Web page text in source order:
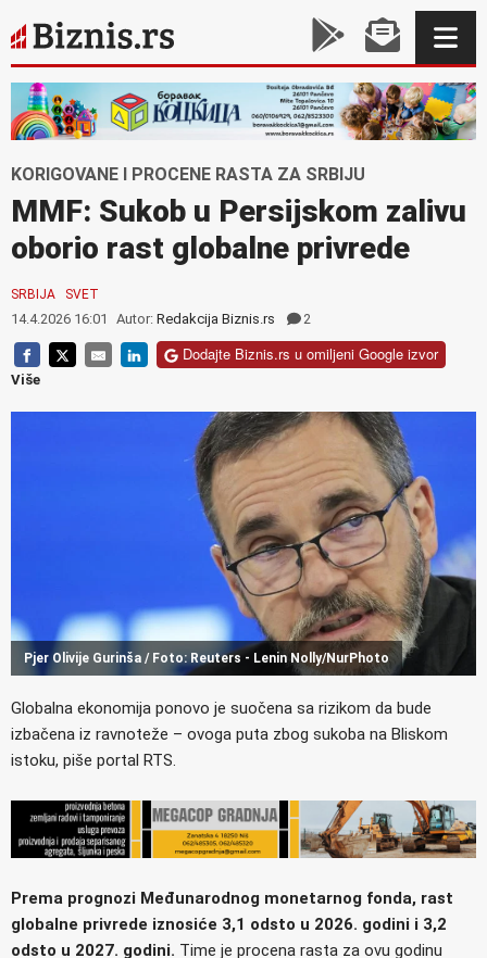
KORIGOVANE I PROCENE RASTA ZA SRBIJU
MMF: Sukob u Persijskom zalivu
oborio rast globalne privrede
SRBIJA SVET
14.4.2026 16:01 Autor: Redakcija Biznis.rs 2
Dodajte Biznis.rs u omiljeni Google izvor
Više
Pjer Olivije Gurinša / Foto: Reuters - Lenin Nolly/NurPhoto
Globalna ekonomija ponovo je suočena sa rizikom da bude
izbačena iz ravnoteže – ovoga puta zbog sukoba na Bliskom
istoku, piše portal RTS.
Prema prognozi Međunarodnog monetarnog fonda, rast
globalne privrede iznosiće 3,1 odsto u 2026. godini i 3,2
odsto u 2027. godini. Time je procena rasta za ovu godinu